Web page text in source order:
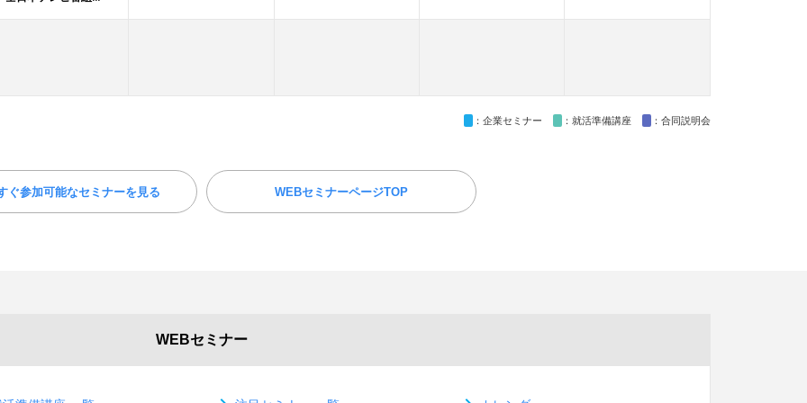
：企業セミナー ：就活準備講座 ：合同説明会
ぐ参加可能なセミナーを見る WEBセミナーページTOP
WEBセミナー